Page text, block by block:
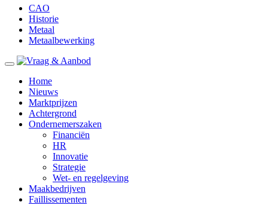
CAO
Historie
Metaal
Metaalbewerking
Home
Nieuws
Marktprijzen
Achtergrond
Ondernemerszaken
Financiën
HR
Innovatie
Strategie
Wet- en regelgeving
Maakbedrijven
Faillissementen